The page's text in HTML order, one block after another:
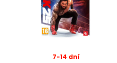
7-14 dní